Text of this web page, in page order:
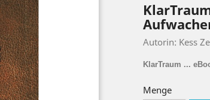
Autorin: Kess
KlarTraum ...
Menge